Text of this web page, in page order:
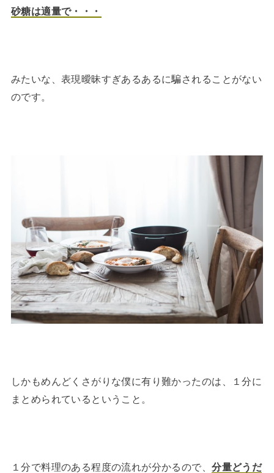
砂糖は適量で・・・
みたいな、表現曖昧すぎあるあるに騙されることがない
のです。
しかもめんどくさがりな僕に有り難かったのは、１分に
まとめられているということ。
１分で料理のある程度の流れが分かるので、分量どうだ